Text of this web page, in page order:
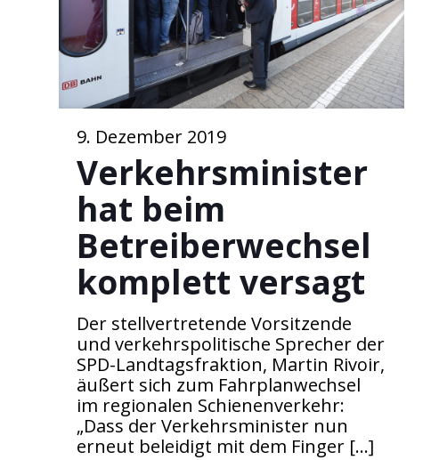
9. Dezember 2019
Verkehrsminister
hat beim
Betreiberwechsel
komplett versagt
Der stellvertretende Vorsitzende
und verkehrspolitische Sprecher der
SPD-Landtagsfraktion, Martin Rivoir,
äußert sich zum Fahrplanwechsel
im regionalen Schienenverkehr:
„Dass der Verkehrsminister nun
erneut beleidigt mit dem Finger […]